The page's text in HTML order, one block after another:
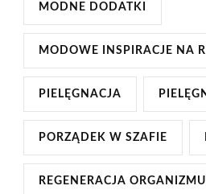
MODNE DODATKI
MODOWE INSPIRACJE NA
PIELĘGNACJA
PORZĄDEK W SZAFIE
REGENERACJA ORGANIZMU